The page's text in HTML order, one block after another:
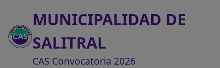
MUNICIPALIDAD DE
SALITRAL
CAS Convocatoria 2026